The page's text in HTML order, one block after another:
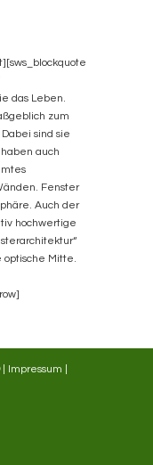
das Leben.
zum
sind sie
auch
Fenster
Auch der
hochwertige
optische Mitte.
| Impressum